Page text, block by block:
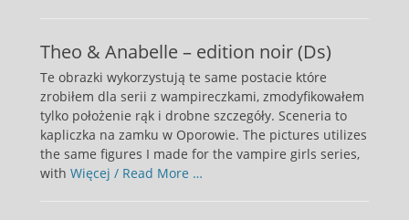
Theo & Anabelle – edition noir (Ds)
Te obrazki wykorzystują te same postacie które
zrobiłem dla serii z wampireczkami, zmodyfikowałem
tylko położenie rąk i drobne szczegóły. Sceneria to
kapliczka na zamku w Oporowie. The pictures utilizes
the same figures I made for the vampire girls series,
with Więcej / Read More …